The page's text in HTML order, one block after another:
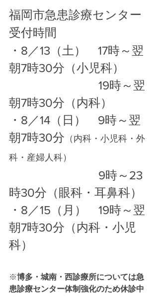
福岡市急患診療センター
受付時間
・8／13（土）　17時～翌
朝7時30分（小児科）
19時～翌
朝7時30分（内科）
・8／14（日）　9時～翌
朝7時30分 （内科・小児科・外
科・産婦人科）
9時～23
時30分（眼科・耳鼻科）
・8／15（月）　19時～翌
朝7時30分（内科・小児
科）
※博多・城南・西診療所については急
患診療センター体制強化のため休診中